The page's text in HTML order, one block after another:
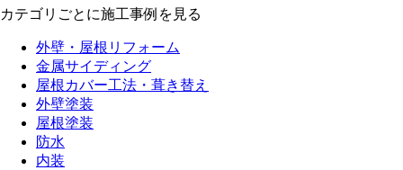
カテゴリごとに施工事例を見る
外壁・屋根リフォーム
金属サイディング
屋根カバー工法・葺き替え
外壁塗装
屋根塗装
防水
内装